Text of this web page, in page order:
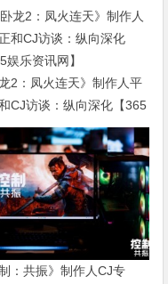
龙2：凤火连天》制作人平
CJ访谈：纵向深化【365
讯网】
制：共振》制作人CJ专